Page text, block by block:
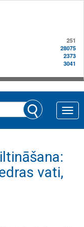
251
28075
2373
3041
Toggle
vati,